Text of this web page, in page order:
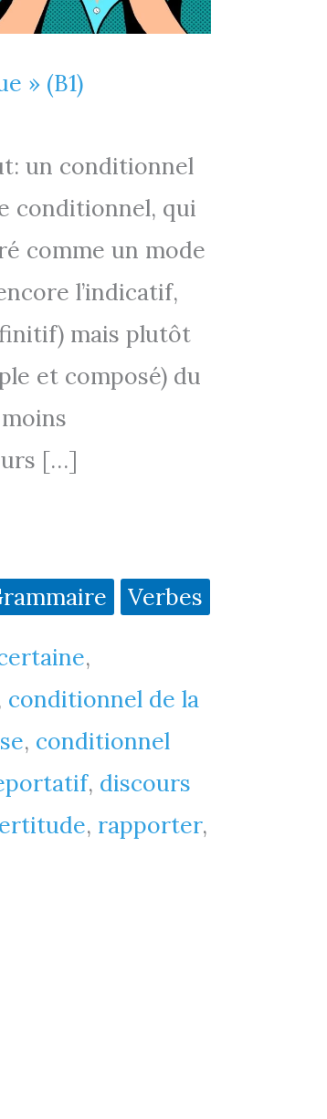
» (B1)
un conditionnel
conditionnel, qui
comme un mode
l’indicatif,
mais plutôt
et composé) du
[…]
Verbes
,
conditionnel de la
, conditionnel
, discours
, rapporter,